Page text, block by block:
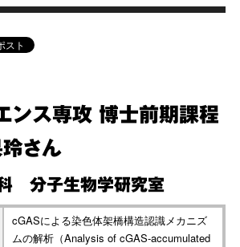
ンス専攻 博士前期課程
さん
分子生物学研究室
cGASによる染色体架橋構造認識メカニズ
ムの解析（Analysis of cGAS-accumulated